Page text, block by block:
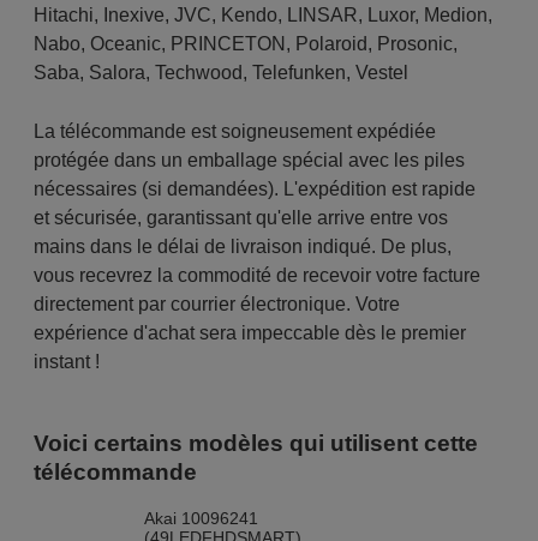
Hitachi, Inexive, JVC, Kendo, LINSAR, Luxor, Medion,
Nabo, Oceanic, PRINCETON , Polaroid, Prosonic,
Saba, Salora, Techwood, Telefunken, Vestel
La télécommande est soigneusement expédiée
protégée dans un emballage spécial avec les piles
nécessaires (si demandées). L'expédition est rapide
et sécurisée, garantissant qu'elle arrive entre vos
mains dans le délai de livraison indiqué. De plus,
vous recevrez la commodité de recevoir votre facture
directement par courrier électronique. Votre
expérience d'achat sera impeccable dès le premier
instant !
Voici certains modèles qui utilisent cette
télécommande
Akai 10096241